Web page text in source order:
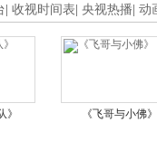
收视时间表 央视热播 动
》 《飞哥与小佛》